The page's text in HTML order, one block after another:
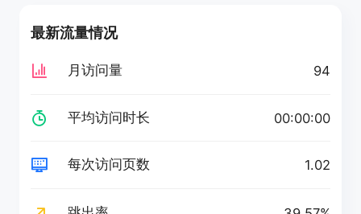
最新流量情况
月访问量 94
平均访问时长 00:00:00
每次访问页数 1.02